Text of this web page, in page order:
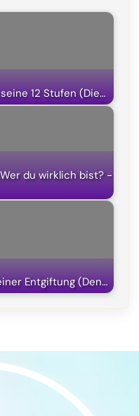
p
p
t
e
12 Stufen (Die…
du wirklich bist? -
Entgiftung (Den…